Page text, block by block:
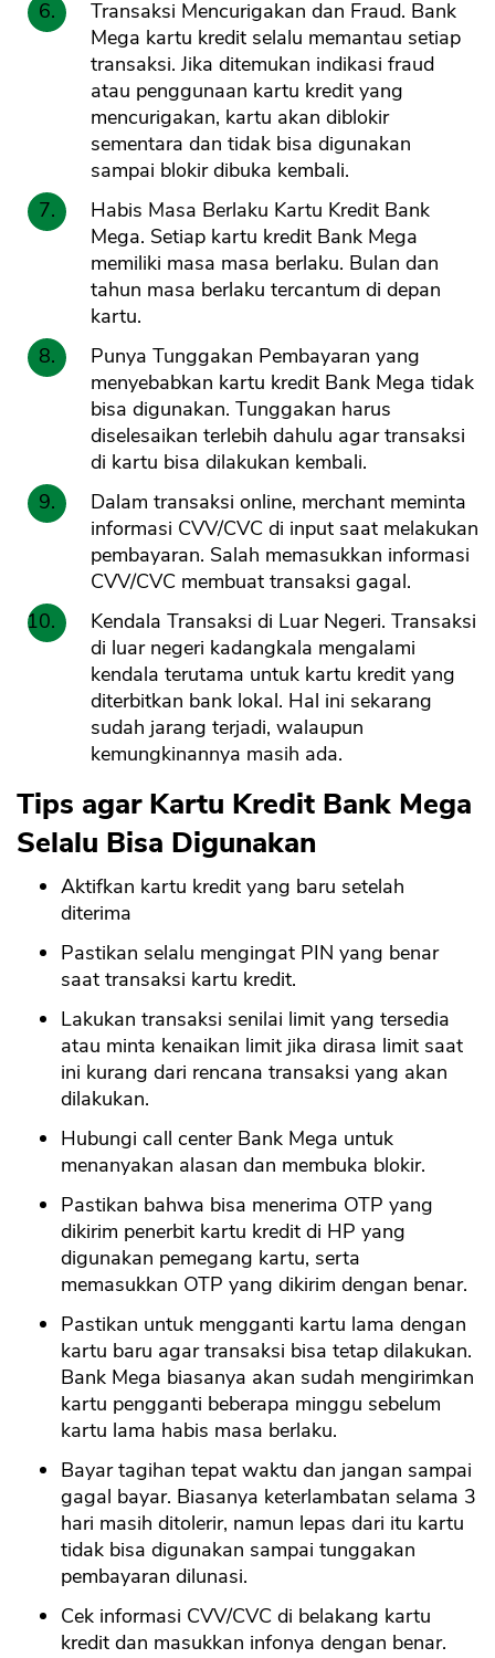
Transaksi Mencurigakan dan Fraud. Bank
Mega kartu kredit selalu memantau setiap
transaksi. Jika ditemukan indikasi fraud
atau penggunaan kartu kredit yang
mencurigakan, kartu akan diblokir
sementara dan tidak bisa digunakan
sampai blokir dibuka kembali.
Habis Masa Berlaku Kartu Kredit Bank
Mega. Setiap kartu kredit Bank Mega
memiliki masa masa berlaku. Bulan dan
tahun masa berlaku tercantum di depan
kartu.
Punya Tunggakan Pembayaran yang
menyebabkan kartu kredit Bank Mega tidak
bisa digunakan. Tunggakan harus
diselesaikan terlebih dahulu agar transaksi
di kartu bisa dilakukan kembali.
Dalam transaksi online, merchant meminta
informasi CVV/CVC di input saat melakukan
pembayaran. Salah memasukkan informasi
CVV/CVC membuat transaksi gagal.
Kendala Transaksi di Luar Negeri. Transaksi
di luar negeri kadangkala mengalami
kendala terutama untuk kartu kredit yang
diterbitkan bank lokal. Hal ini sekarang
sudah jarang terjadi, walaupun
kemungkinannya masih ada.
Tips agar Kartu Kredit Bank Mega
Selalu Bisa Digunakan
Aktifkan kartu kredit yang baru setelah
diterima
Pastikan selalu mengingat PIN yang benar
saat transaksi kartu kredit.
Lakukan transaksi senilai limit yang tersedia
atau minta kenaikan limit jika dirasa limit saat
ini kurang dari rencana transaksi yang akan
dilakukan.
Hubungi call center Bank Mega untuk
menanyakan alasan dan membuka blokir.
Pastikan bahwa bisa menerima OTP yang
dikirim penerbit kartu kredit di HP yang
digunakan pemegang kartu, serta
memasukkan OTP yang dikirim dengan benar.
Pastikan untuk mengganti kartu lama dengan
kartu baru agar transaksi bisa tetap dilakukan.
Bank Mega biasanya akan sudah mengirimkan
kartu pengganti beberapa minggu sebelum
kartu lama habis masa berlaku.
Bayar tagihan tepat waktu dan jangan sampai
gagal bayar. Biasanya keterlambatan selama 3
hari masih ditolerir, namun lepas dari itu kartu
tidak bisa digunakan sampai tunggakan
pembayaran dilunasi.
Cek informasi CVV/CVC di belakang kartu
kredit dan masukkan infonya dengan benar.
OK
CANCEL